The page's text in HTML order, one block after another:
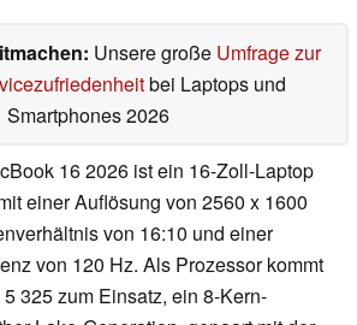
Unsere große Umfrage zur
bei Laptops und
Smartphones 2026
16 2026 ist ein 16-Zoll-Laptop
einer Auflösung von 2560 x 1600
von 16:10 und einer
von 120 Hz. Als Prozessor kommt
325 zum Einsatz, ein 8-Kern-